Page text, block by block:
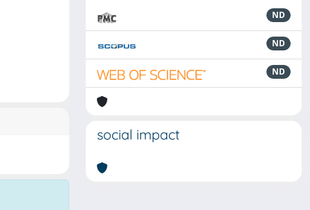
ND
ND
ND
social impact